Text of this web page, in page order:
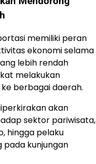
memiliki peran
ekonomi selama
lebih rendah
melakukan
berbagai daerah.
akan
sektor pariwisata,
hingga pelaku
kunjungan